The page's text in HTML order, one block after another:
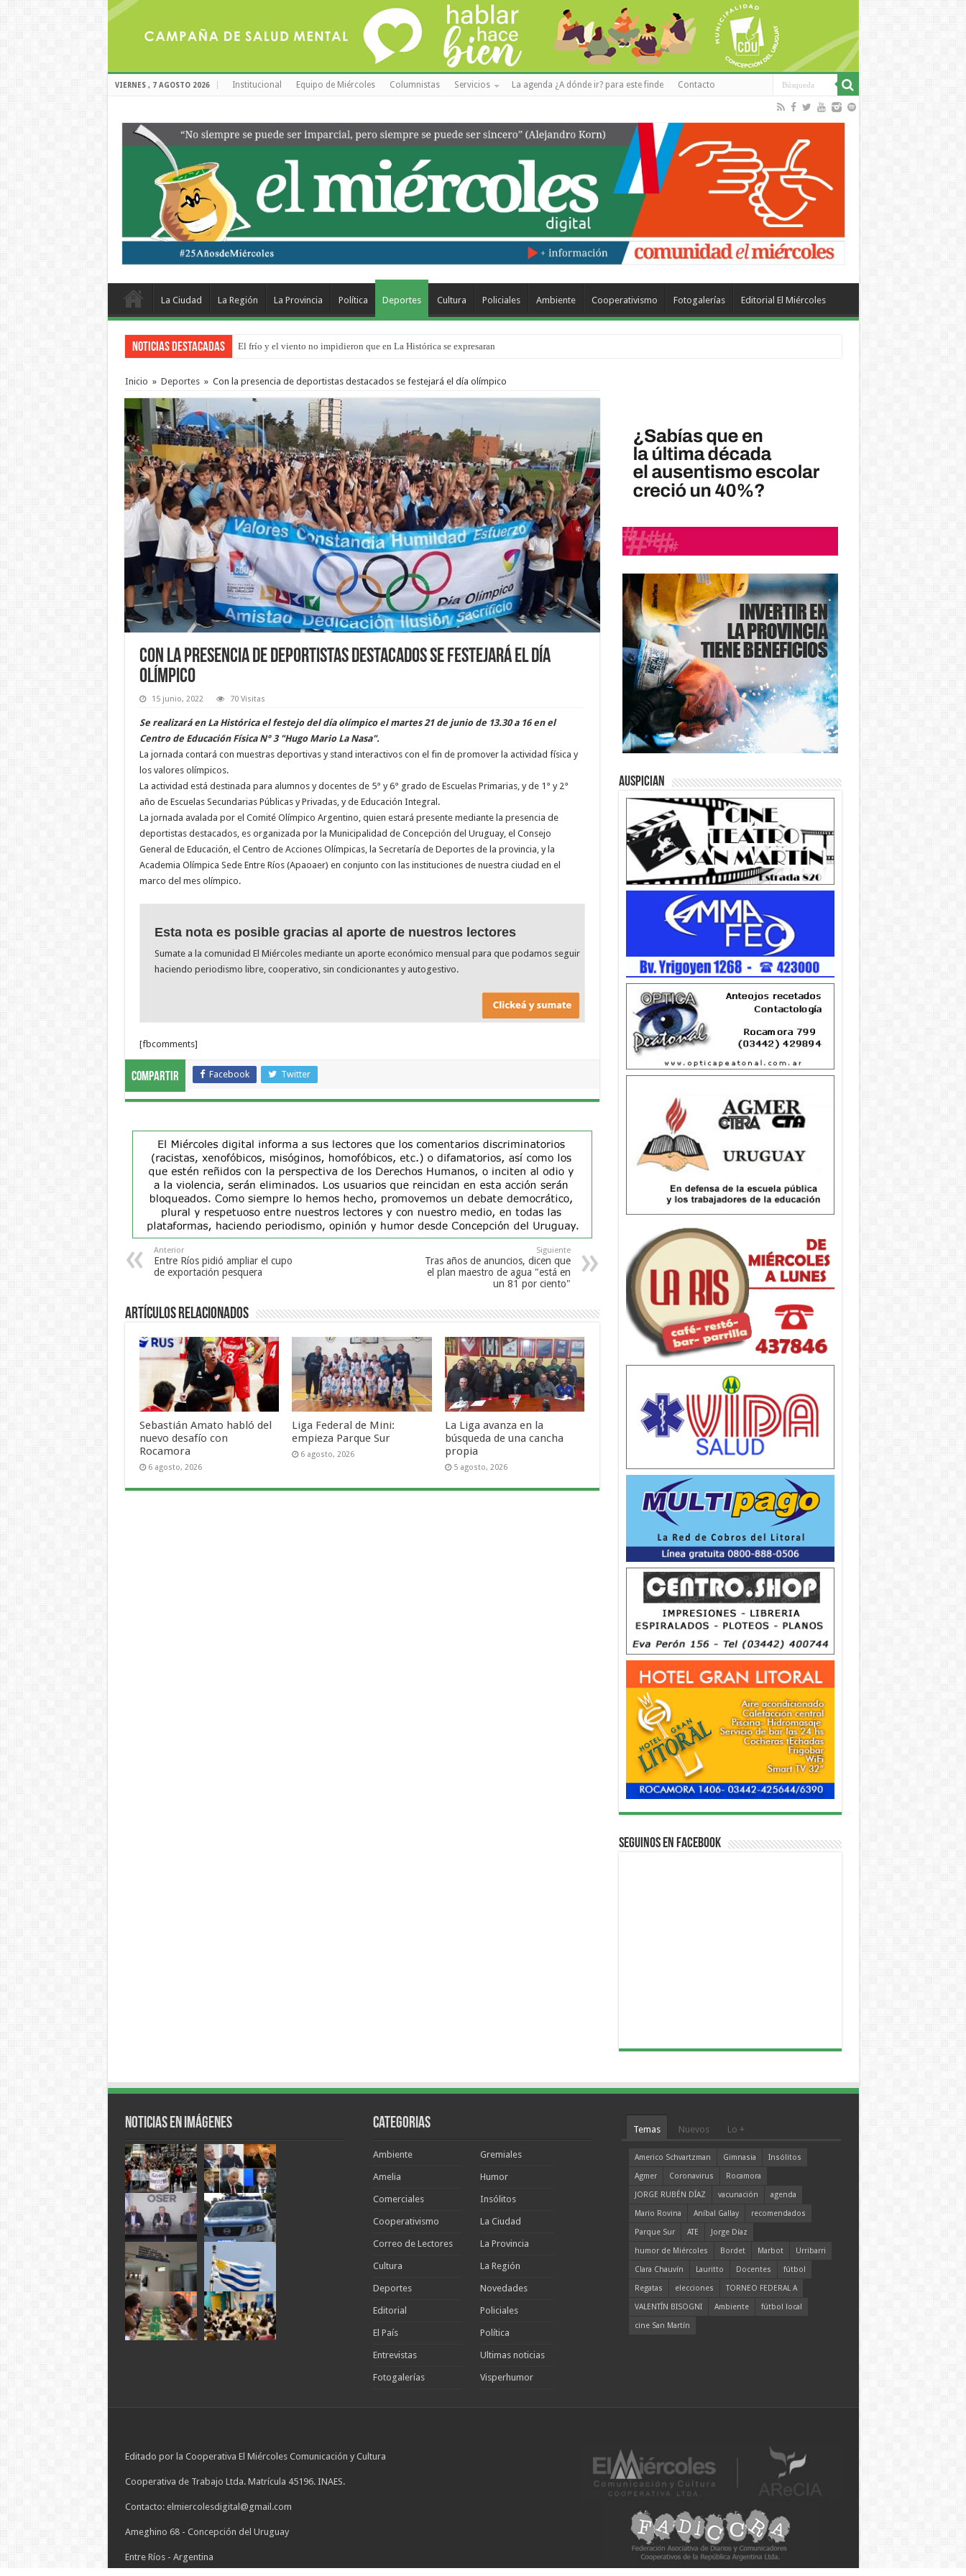
VIERNES , 7 AGOSTO 2026 Institucional Equipo de Miércoles Columnistas Servicios La agenda ¿A dónde ir? para este finde Contacto
La Ciudad La Región La Provincia Política Deportes Cultura Policiales Ambiente Cooperativismo Fotogalerías Editorial El Miércoles
Noticias Destacadas El frío y el viento no impidieron que en La Histórica se expresaran
Inicio » Deportes » Con la presencia de deportistas destacados se festejará el día olímpico
Con la presencia de deportistas destacados se festejará el día
olímpico
15 junio, 2022 70 Visitas
Se realizará en La Histórica el festejo del día olímpico el martes 21 de junio de 13.30 a 16 en el
Centro de Educación Física N° 3 "Hugo Mario La Nasa".
La jornada contará con muestras deportivas y stand interactivos con el fin de promover la actividad física y
los valores olímpicos.
La actividad está destinada para alumnos y docentes de 5° y 6° grado de Escuelas Primarias, y de 1° y 2°
año de Escuelas Secundarias Públicas y Privadas, y de Educación Integral.
La jornada avalada por el Comité Olímpico Argentino, quien estará presente mediante la presencia de
deportistas destacados, es organizada por la Municipalidad de Concepción del Uruguay, el Consejo
General de Educación, el Centro de Acciones Olímpicas, la Secretaría de Deportes de la provincia, y la
Academia Olímpica Sede Entre Ríos (Apaoaer) en conjunto con las instituciones de nuestra ciudad en el
marco del mes olímpico.
Esta nota es posible gracias al aporte de nuestros lectores
Sumate a la comunidad El Miércoles mediante un aporte económico mensual para que podamos seguir
haciendo periodismo libre, cooperativo, sin condicionantes y autogestivo.
[fbcomments]
Compartir Facebook Twitter
Anterior
Entre Ríos pidió ampliar el cupo
de exportación pesquera
Siguiente
Tras años de anuncios, dicen que
el plan maestro de agua "está en
un 81 por ciento"
Artículos Relacionados
Sebastián Amato habló del
nuevo desafío con
Rocamora
6 agosto, 2026
Liga Federal de Mini:
empieza Parque Sur
6 agosto, 2026
La Liga avanza en la
búsqueda de una cancha
propia
5 agosto, 2026
Auspician
Seguinos en Facebook
Noticias en Imágenes Categorias
Ambiente
Amelia
Comerciales
Cooperativismo
Correo de Lectores
Cultura
Deportes
Editorial
El País
Entrevistas
Fotogalerías
Gremiales
Humor
Insólitos
La Ciudad
La Provincia
La Región
Novedades
Policiales
Política
Ultimas noticias
Visperhumor
Temas Nuevos Lo +
Americo Schvartzman Gimnasia
Insólitos
Agmer
Coronavirus
Rocamora
JORGE RUBÉN DÍAZ
vacunación
agenda
Mario Rovina
Aníbal Gallay
recomendados
Parque Sur
ATE
Jorge Díaz
humor de Miércoles
Bordet Marbot
Urribarri
Clara Chauvín
Lauritto Docentes
fútbol
Regatas
elecciones
TORNEO FEDERAL A
VALENTÍN BISOGNI
Ambiente
fútbol local
cine San Martín
Editado por la Cooperativa El Miércoles Comunicación y Cultura
Cooperativa de Trabajo Ltda. Matrícula 45196. INAES.
Contacto: elmiercolesdigital@gmail.com
Ameghino 68 - Concepción del Uruguay
Entre Ríos - Argentina